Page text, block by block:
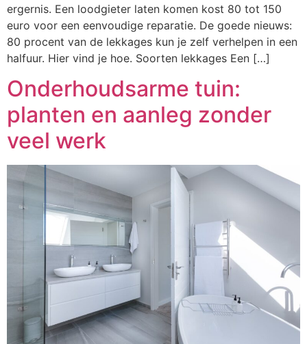
ergernis. Een loodgieter laten komen kost 80 tot 150
euro voor een eenvoudige reparatie. De goede nieuws:
80 procent van de lekkages kun je zelf verhelpen in een
halfuur. Hier vind je hoe. Soorten lekkages Een […]
Onderhoudsarme tuin:
planten en aanleg zonder
veel werk